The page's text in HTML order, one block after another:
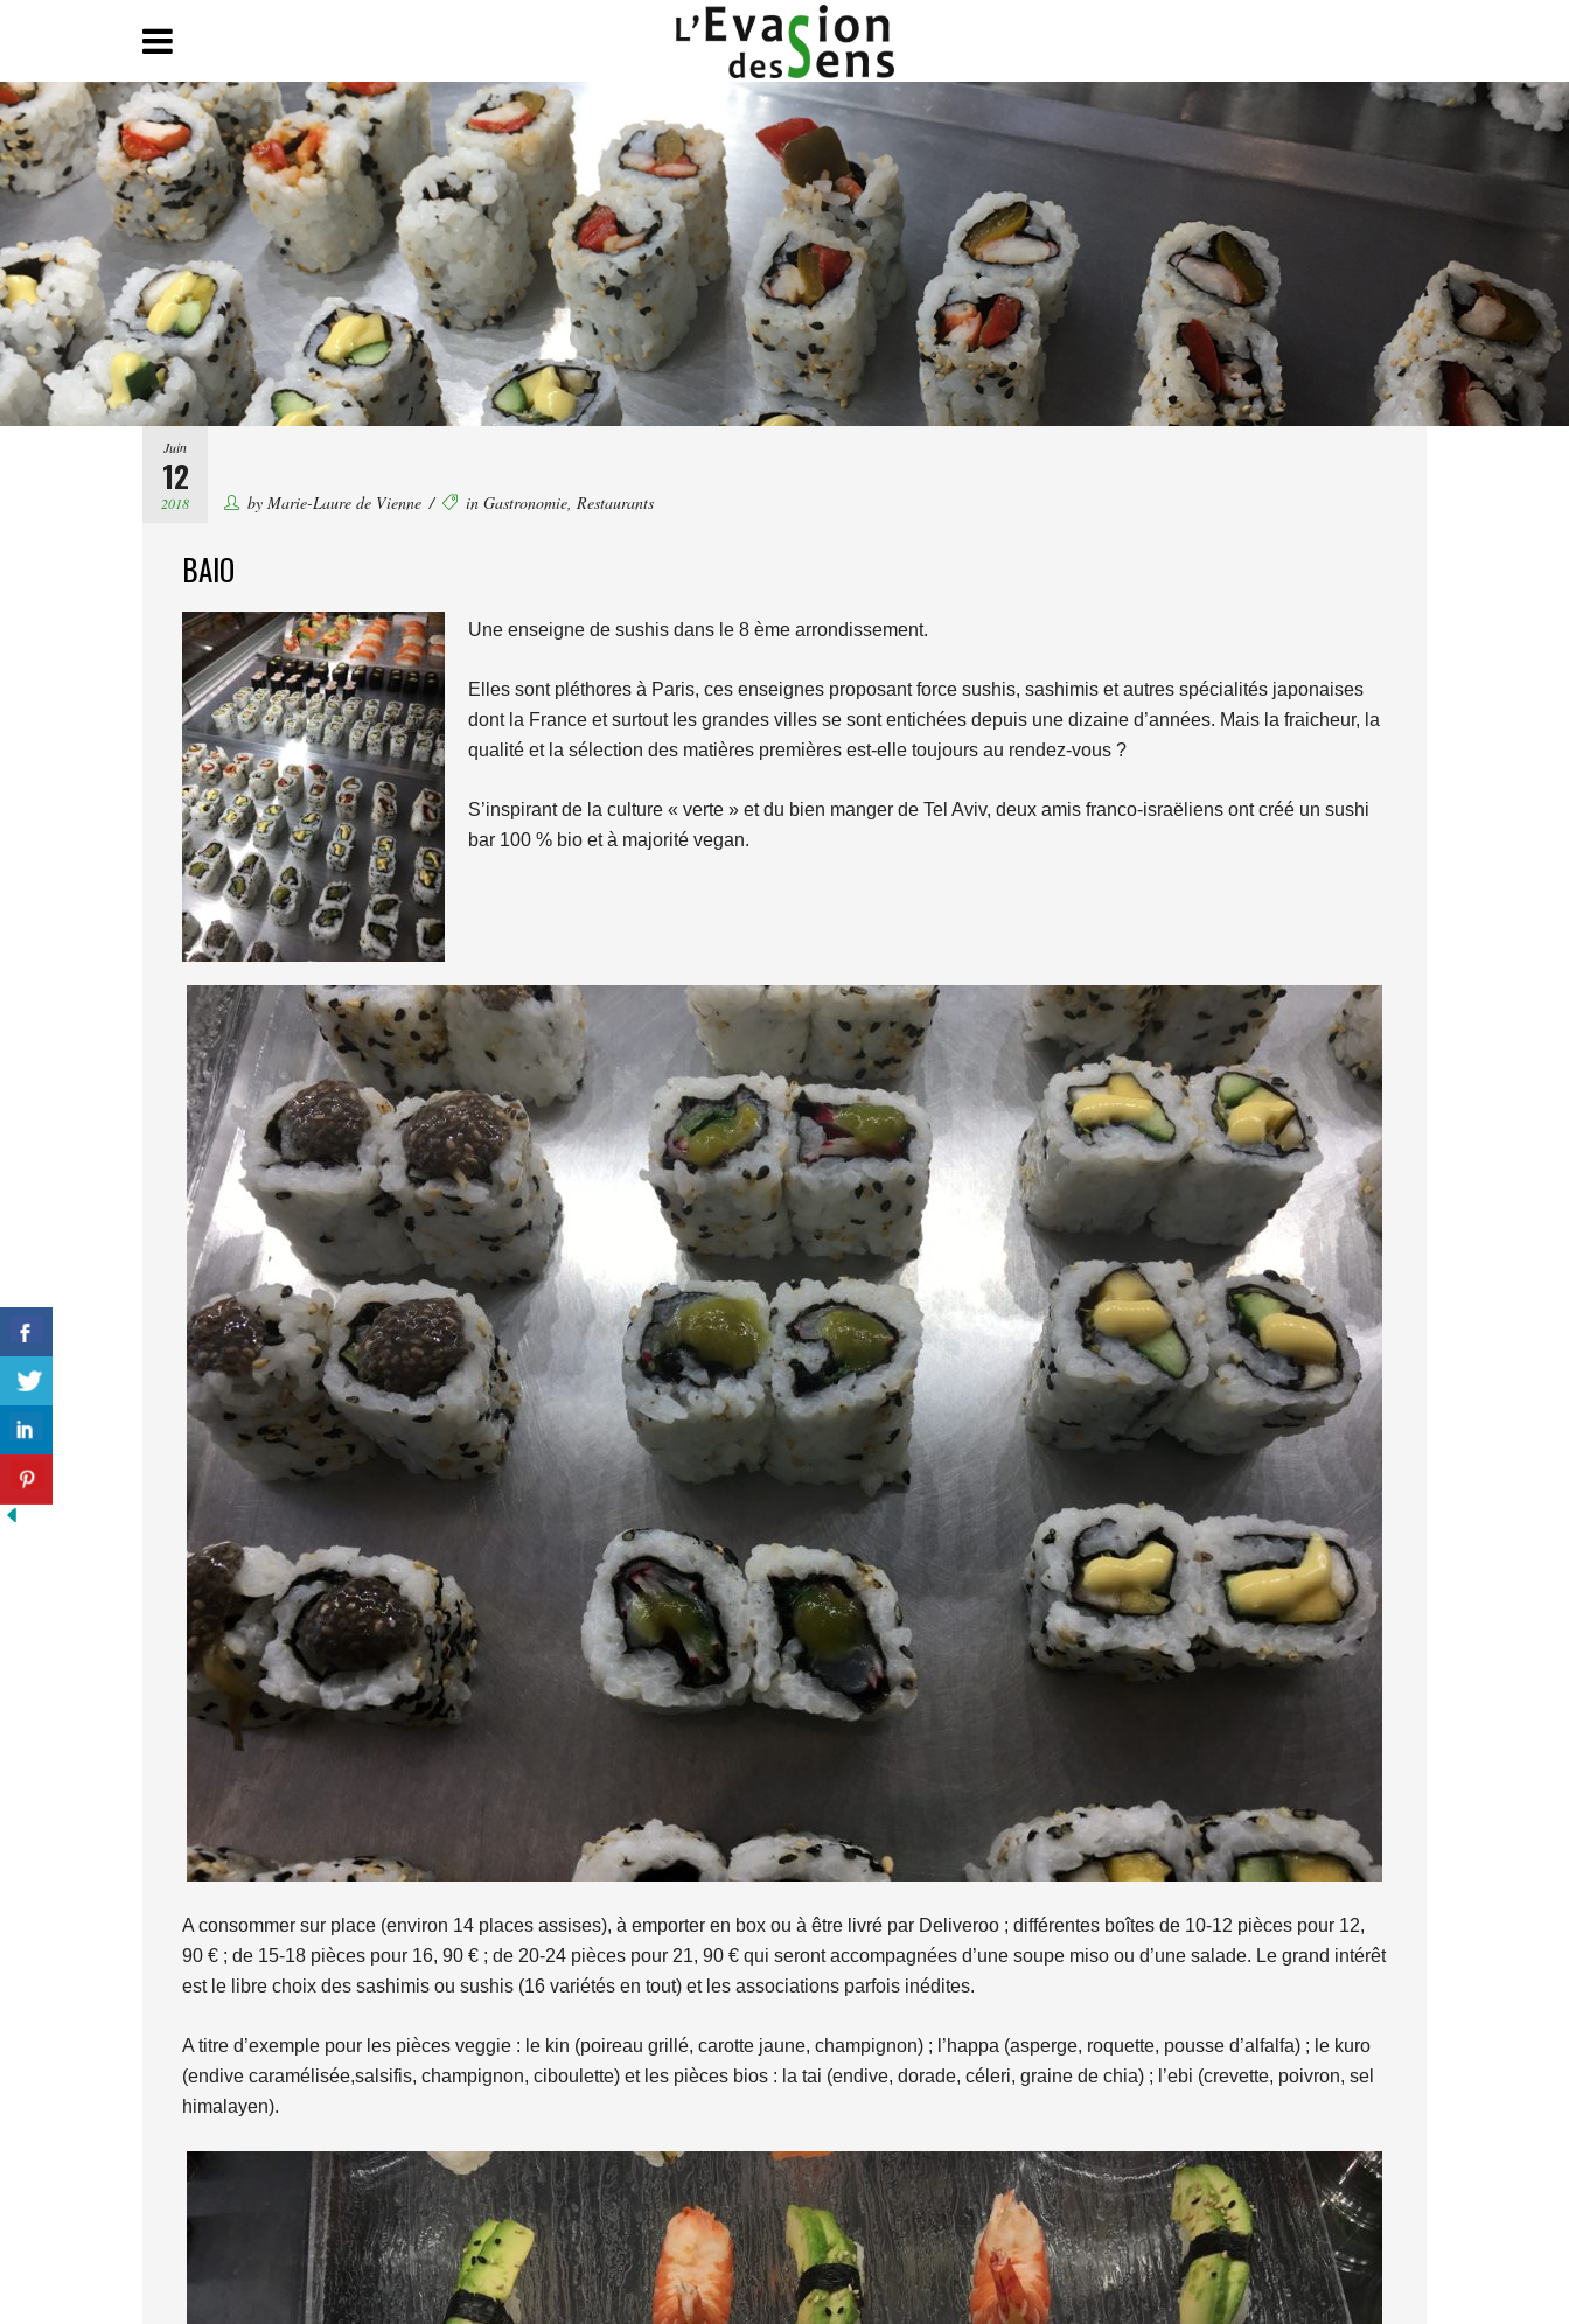
Juin
12
2018 by Marie-Laure de Vienne in Gastronomie, Restaurants
BAIO
Une enseigne de sushis dans le 8 ème arrondissement.
Elles sont pléthores à Paris, ces enseignes proposant force sushis, sashimis et autres spécialités japonaises
dont la France et surtout les grandes villes se sont entichées depuis une dizaine d’années. Mais la fraicheur, la
qualité et la sélection des matières premières est-elle toujours au rendez-vous ?
S’inspirant de la culture « verte » et du bien manger de Tel Aviv, deux amis franco-israëliens ont créé un sushi
bar 100 % bio et à majorité vegan.
A consommer sur place (environ 14 places assises), à emporter en box ou à être livré par Deliveroo ; différentes boîtes de 10-12 pièces pour 12,
90 € ; de 15-18 pièces pour 16, 90 € ; de 20-24 pièces pour 21, 90 € qui seront accompagnées d’une soupe miso ou d’une salade. Le grand intérêt
est le libre choix des sashimis ou sushis (16 variétés en tout) et les associations parfois inédites.
A titre d’exemple pour les pièces veggie : le kin (poireau grillé, carotte jaune, champignon) ; l’happa (asperge, roquette, pousse d’alfalfa) ; le kuro
(endive caramélisée,salsifis, champignon, ciboulette) et les pièces bios : la tai (endive, dorade, céleri, graine de chia) ; l’ebi (crevette, poivron, sel
himalayen).